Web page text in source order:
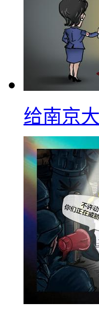
给南京